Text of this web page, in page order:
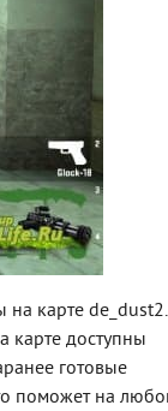
на карте
карте доступны
готовые
поможет на